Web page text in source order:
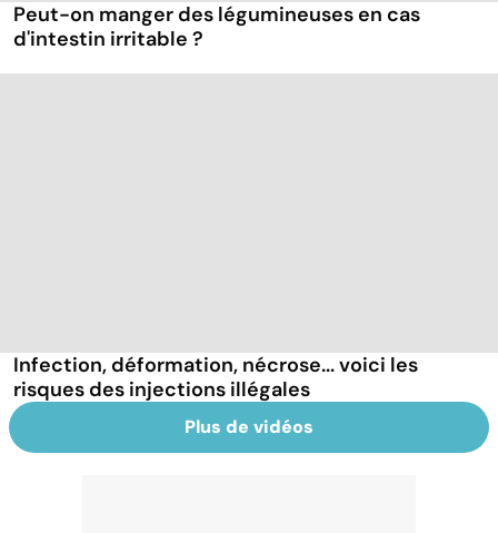
Peut-on manger des légumineuses en cas
d'intestin irritable ?
Infection, déformation, nécrose... voici les
risques des injections illégales
Plus de vidéos